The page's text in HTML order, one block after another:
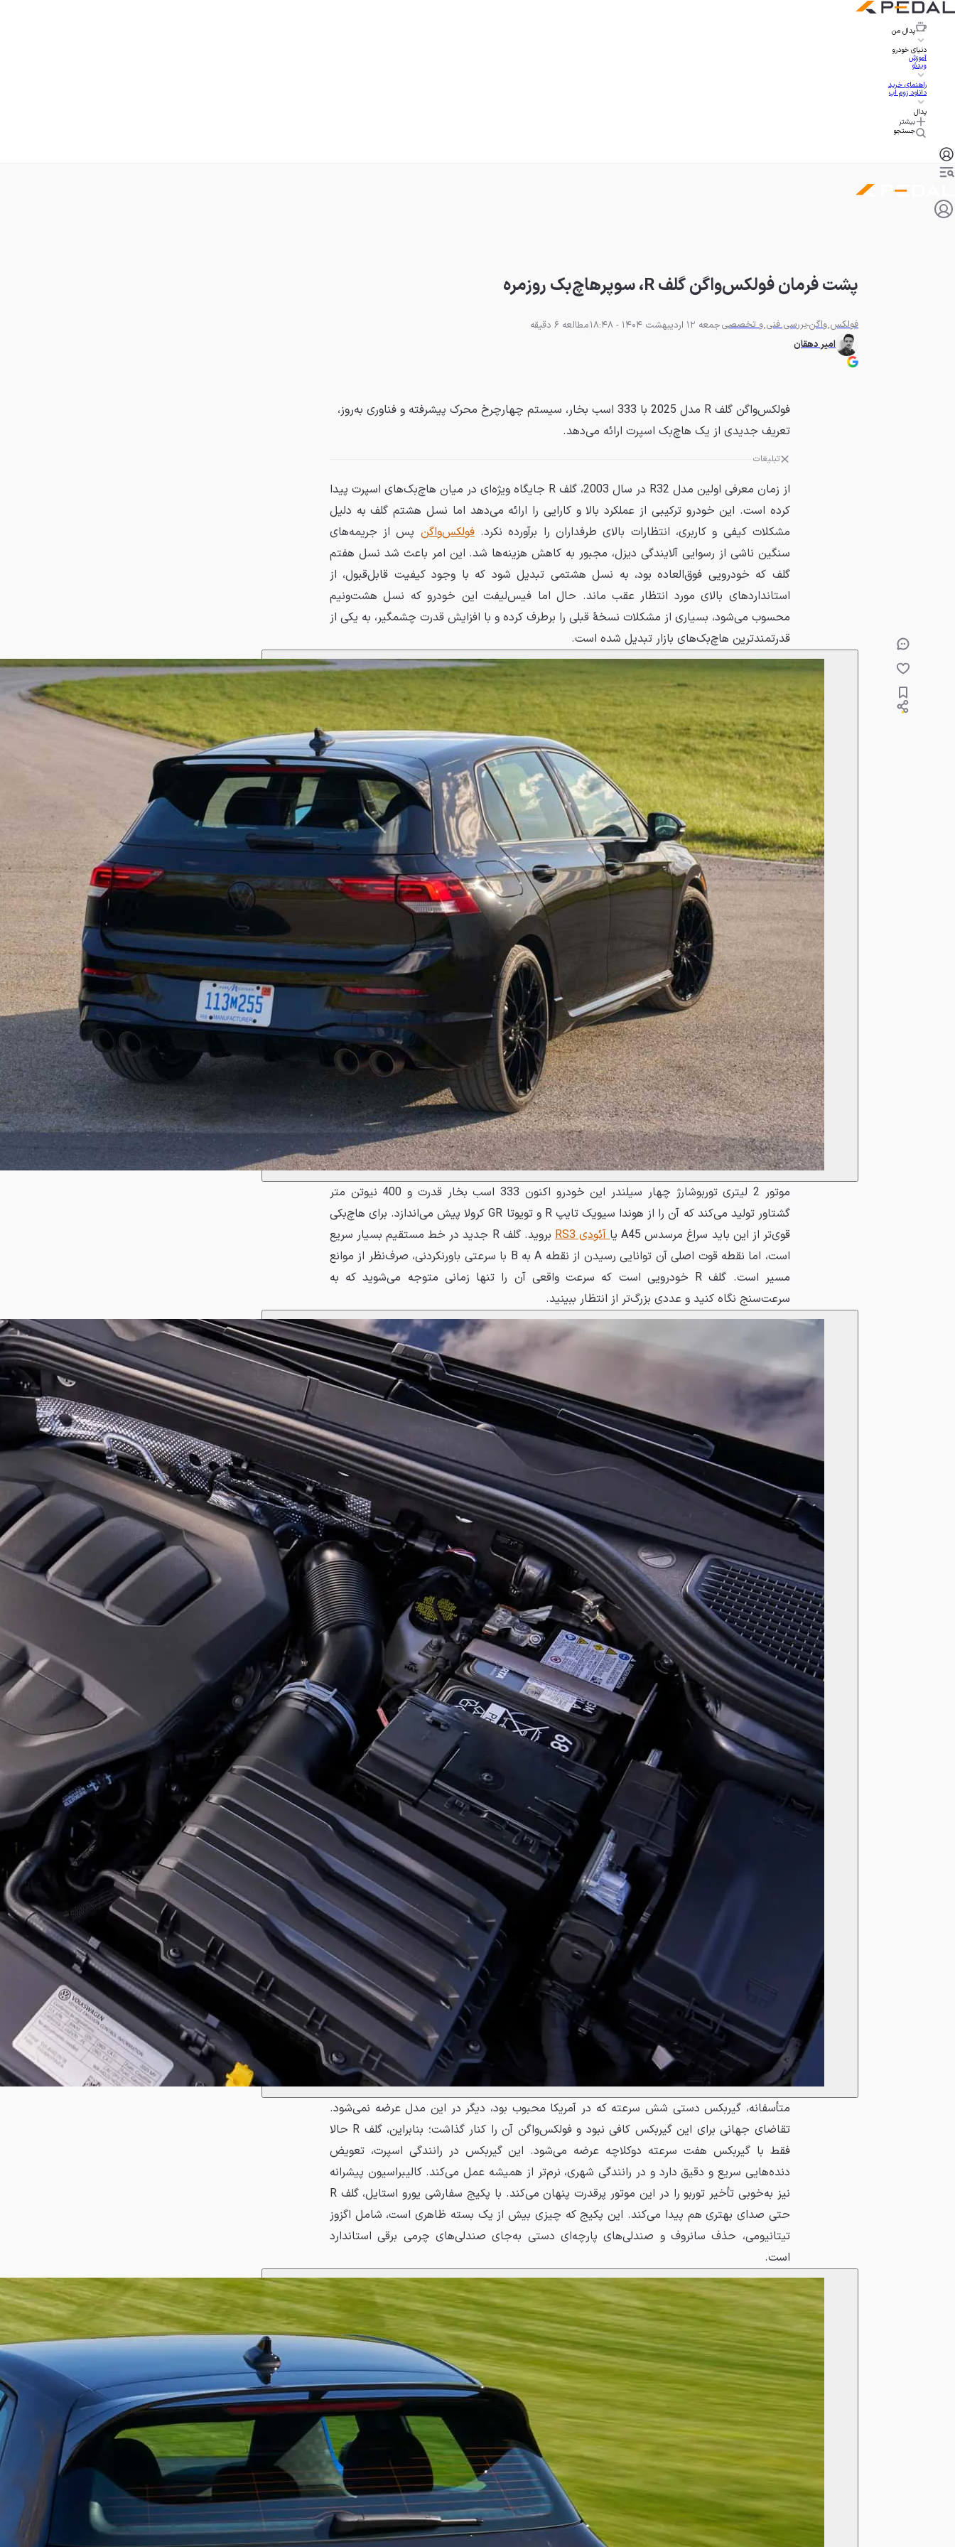
پدال من
دنیای خودرو
آموزش
ویدئو
راهنمای خرید
دانلود زوم اپ
پدال
بیشتر
جستجو
پشت فرمان فولکس‌واگن گلف R، سوپرهاچ‌بک روزمره
فولکس واگنبررسی فنی و تخصصیجمعه 12 اردیبهشت 1404 - 18:48
مطالعه 6 دقیقه
امیر دهقان
فولکس‌واگن گلف R مدل 2025 با 333 اسب بخار، سیستم چهارچرخ محرک پیشرفته و فناوری به‌روز،
تعریف جدیدی از یک هاچ‌بک اسپرت ارائه می‌دهد.
تبلیغات
از زمان معرفی اولین مدل R32 در سال 2003، گلف R جایگاه ویژه‌ای در میان هاچ‌بک‌های اسپرت پیدا
کرده است. این خودرو ترکیبی از عملکرد بالا و کارایی را ارائه می‌دهد اما نسل هشتم گلف به دلیل
مشکلات کیفی و کاربری، انتظارات بالای طرفداران را برآورده نکرد.فولکس‌واگن پس از جریمه‌های
سنگین ناشی از رسوایی آلایندگی دیزل، مجبور به کاهش هزینه‌ها شد. این امر باعث شد نسل هفتم
گلف که خودرویی فوق‌العاده بود، به نسل هشتمی تبدیل شود که با وجود کیفیت قابل‌قبول، از
استانداردهای بالای مورد انتظار عقب ماند. حال اما فیس‌لیفت این خودرو که نسل هشت‌ونیم
محسوب می‌شود، بسیاری از مشکلات نسخهٔ قبلی را برطرف کرده و با افزایش قدرت چشمگیر، به یکی از
قدرتمندترین هاچ‌بک‌های بازار تبدیل شده است.
موتور 2 لیتری توربوشارژ چهار سیلندر این خودرو اکنون 333 اسب بخار قدرت و 400 نیوتن متر
گشتاور تولید می‌کند که آن را از هوندا سیویک تایپ R و تویوتا GR کرولا پیش می‌اندازد. برای هاچ‌بکی
قوی‌تر از این باید سراغ مرسدس A45 یا
آئودی RS3
بروید. گلف R جدید در خط مستقیم بسیار سریع
است، اما نقطه قوت اصلی آن توانایی رسیدن از نقطه A به B با سرعتی باورنکردنی، صرف‌نظر از موانع
مسیر است. گلف R خودرویی است که سرعت واقعی آن را تنها زمانی متوجه می‌شوید که به
سرعت‌سنج نگاه کنید و عددی بزرگ‌تر از انتظار ببینید.
متأسفانه، گیربکس دستی شش سرعته که در آمریکا محبوب بود، دیگر در این مدل عرضه نمی‌شود.
تقاضای جهانی برای این گیربکس کافی نبود و فولکس‌واگن آن را کنار گذاشت؛ بنابراین، گلف R حالا
فقط با گیربکس هفت سرعته دوکلاچه عرضه می‌شود. این گیربکس در رانندگی اسپرت، تعویض
دنده‌هایی سریع و دقیق دارد و در رانندگی شهری، نرم‌تر از همیشه عمل می‌کند. کالیبراسیون پیشرانه
نیز به‌خوبی تأخیر توربو را در این موتور پرقدرت پنهان می‌کند. با پکیج سفارشی یورو استایل، گلف R
حتی صدای بهتری هم پیدا می‌کند. این پکیج که چیزی بیش از یک بسته ظاهری است، شامل اگزوز
تیتانیومی، حذف سانروف و صندلی‌های پارچه‌ای دستی به‌جای صندلی‌های چرمی برقی استاندارد
است.